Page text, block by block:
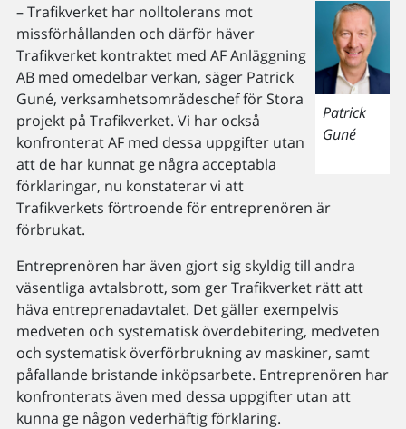
Patrick
Guné
– Trafikverket har nolltolerans mot
missförhållanden och därför häver
Trafikverket kontraktet med AF Anläggning
AB med omedelbar verkan, säger Patrick
Guné, verksamhetsområdeschef för Stora
projekt på Trafikverket. Vi har också
konfronterat AF med dessa uppgifter utan
att de har kunnat ge några acceptabla
förklaringar, nu konstaterar vi att
Trafikverkets förtroende för entreprenören är
förbrukat.
Entreprenören har även gjort sig skyldig till andra
väsentliga avtalsbrott, som ger Trafikverket rätt att
häva entreprenadavtalet. Det gäller exempelvis
medveten och systematisk överdebitering, medveten
och systematisk överförbrukning av maskiner, samt
påfallande bristande inköpsarbete. Entreprenören har
konfronterats även med dessa uppgifter utan att
kunna ge någon vederhäftig förklaring.